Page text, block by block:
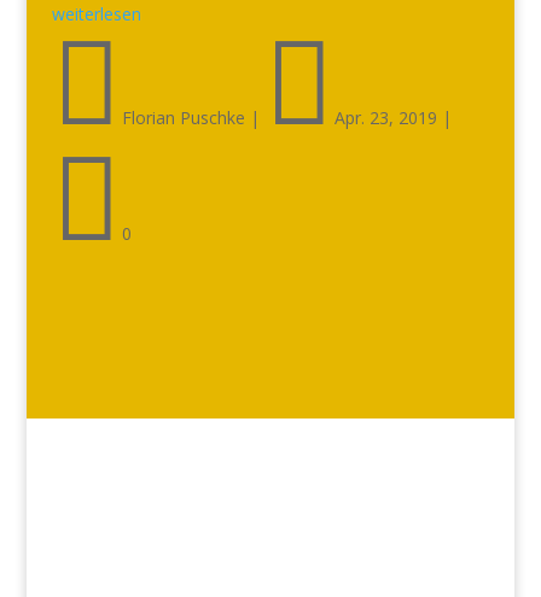
weiterlesen
 Florian Puschke |  Apr. 23, 2019 |
 0